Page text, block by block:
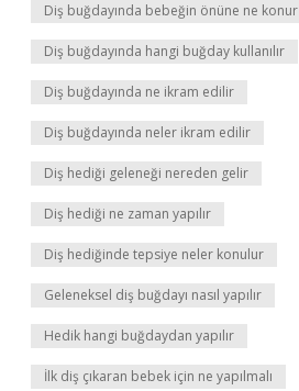
Diş buğdayında bebeğin önüne ne konur
Diş buğdayında hangi buğday kullanılır
Diş buğdayında ne ikram edilir
Diş buğdayında neler ikram edilir
Diş hediği geleneği nereden gelir
Diş hediği ne zaman yapılır
Diş hediğinde tepsiye neler konulur
Geleneksel diş buğdayı nasıl yapılır
Hedik hangi buğdaydan yapılır
İlk diş çıkaran bebek için ne yapılmalı